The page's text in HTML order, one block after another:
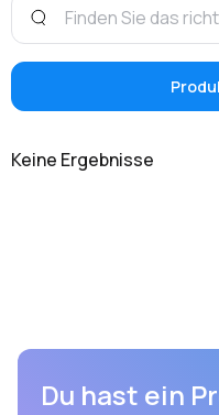
Keine Ergebnisse
Du hast ein